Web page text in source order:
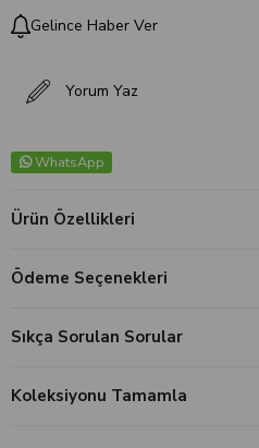
Gelince Haber Ver
Yorum Yaz
WhatsApp
Ürün Özellikleri
Ödeme Seçenekleri
Sıkça Sorulan Sorular
Koleksiyonu Tamamla